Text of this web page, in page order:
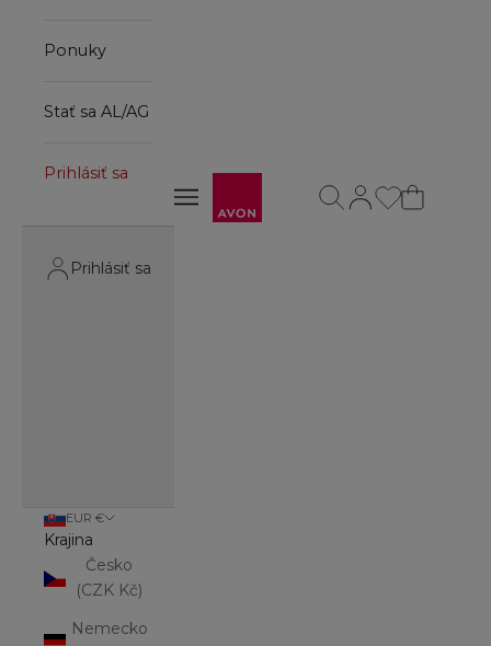
Otvoriť navigačné menu
Otvoriť navigačné menu
Otvoriť stránku
Otvoriť vyhľadávanie
Ponuky
Stať sa AL/AG
Prihlásiť sa
Prihlásiť sa
EUR €
Krajina
Česko
(CZK Kč)
Nemecko